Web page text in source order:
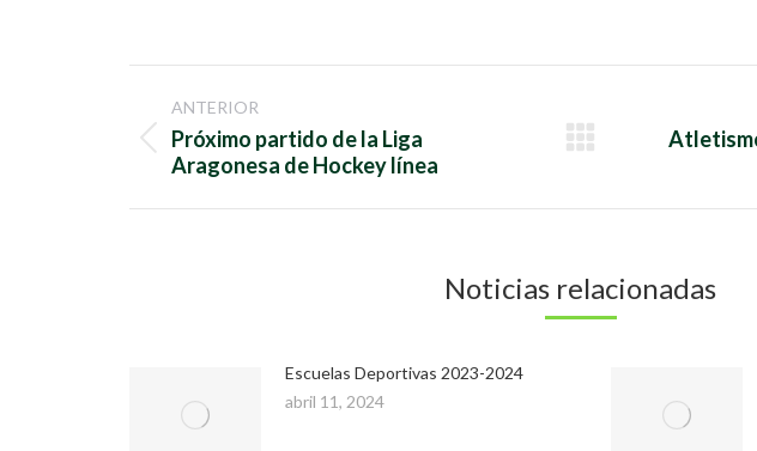
Navegación
entre
publicaciones
ANTERIOR
Publicación
anterior:
Próximo partido de la Liga
Aragonesa de Hockey línea
Publicación
Noticias relacionadas
Escuelas Deportivas 2023-2024
abril 11, 2024